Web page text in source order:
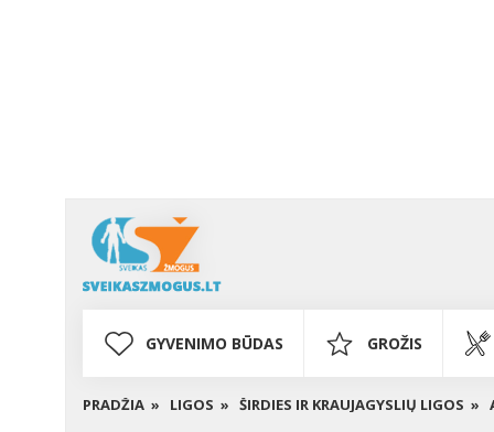
GYVENIMO BŪDAS GROŽIS
PRADŽIA » LIGOS » ŠIRDIES IR KRAUJAGYSLIŲ LIGOS »